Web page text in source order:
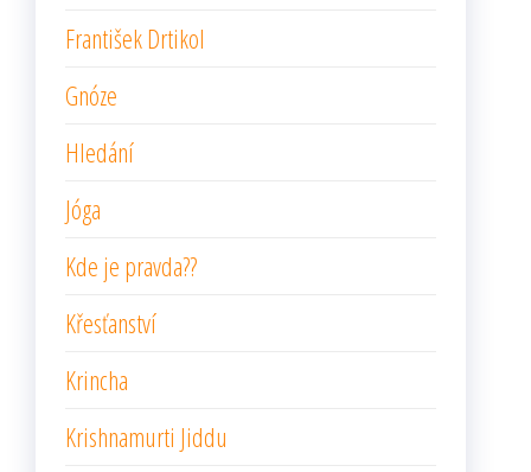
František Drtikol
Gnóze
Hledání
Jóga
Kde je pravda??
Křesťanství
Krincha
Krishnamurti Jiddu